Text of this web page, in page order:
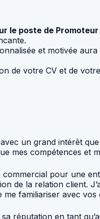
poste de Promoteur
et motivée
de votre CV et de
un grand intérêt
mes compétences et
pour une
de la relation client.
me familiariser avec vos
réputation en tant